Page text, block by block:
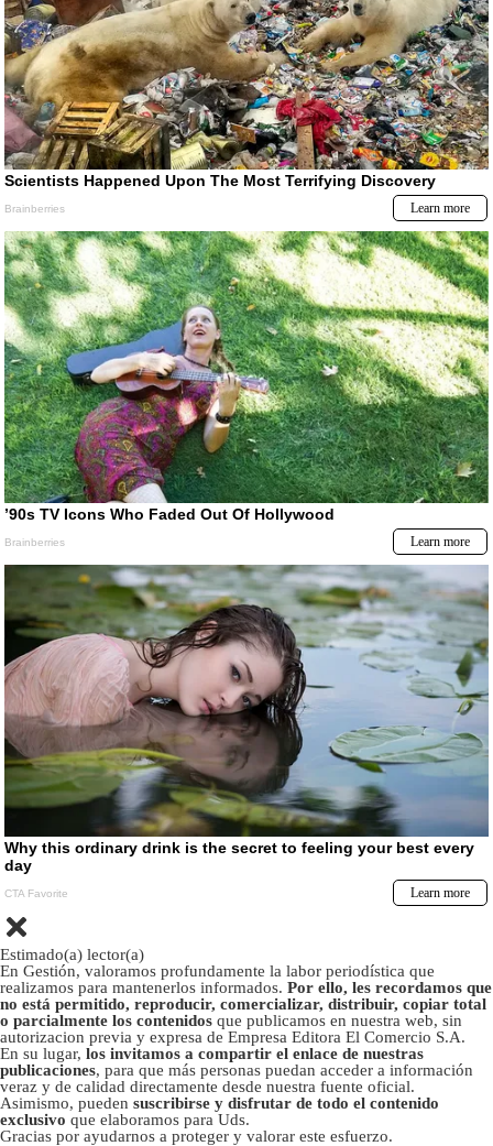
Estimado(a) lector(a)
En Gestión, valoramos profundamente la labor periodística que
realizamos para mantenerlos informados. Por ello, les recordamos que
no está permitido, reproducir, comercializar, distribuir, copiar total
o parcialmente los contenidos que publicamos en nuestra web, sin
autorizacion previa y expresa de Empresa Editora El Comercio S.A.
En su lugar, los invitamos a compartir el enlace de nuestras
publicaciones, para que más personas puedan acceder a información
veraz y de calidad directamente desde nuestra fuente oficial.
Asimismo, pueden suscribirse y disfrutar de todo el contenido
exclusivo que elaboramos para Uds.
Gracias por ayudarnos a proteger y valorar este esfuerzo.